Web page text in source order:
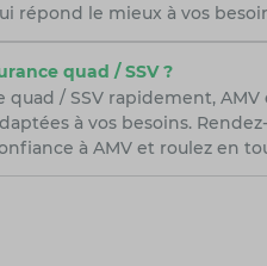
répond le mieux à vos
quad / SSV ?
/ SSV rapidement,
à vos besoins.
à AMV et roulez en